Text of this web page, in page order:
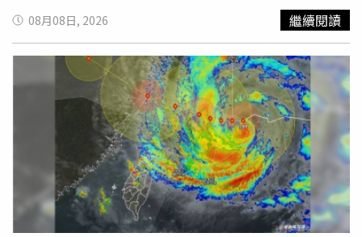
心最大風速每秒35公尺，瞬間最大陣風每秒45公尺，七級
風平均暴風半徑280公里，十級風平均暴風半徑90公里。中
央氣象署副主任伍婉華表示，白海豚颱風今天清晨強度稍微
減弱，但預估仍會維持中度颱風強度接近台灣，今天下半天
至明天是最接近台灣的時間，影響也會最明顯，預估明天清
晨至上午通過台灣北部海面時，強度還會再減弱，暴風半徑
也會縮小。伍婉華透露，目前台灣本島進入陸上颱風警報範
圍的的機率不高，馬祖位於暴風圈影響邊緣，可能會在明天
上午受到影響，但機率比昨天更低，仍要持續觀察颱風後續
路徑。伍婉華指出，隨著颱風外圍環流逐漸影響台灣，今天
下午開始降雨會慢慢增加，北部山區先出現雨勢，西北部、
北部及東北部平地也會陸續下雨，預計從今天晚上開始雨勢
08月08日, 2026 繼續閱讀